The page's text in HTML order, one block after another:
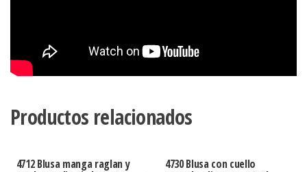
Productos relacionados
4712 Blusa manga raglan y 4730 Blusa con cuello